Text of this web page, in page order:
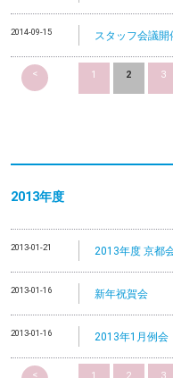
2014-09-15 スタッフ会議
< 1 2 3
2013年度
2013-01-21 2013年度 京都
2013-01-16 新年祝賀会
2013-01-16 2013年1月例会
<